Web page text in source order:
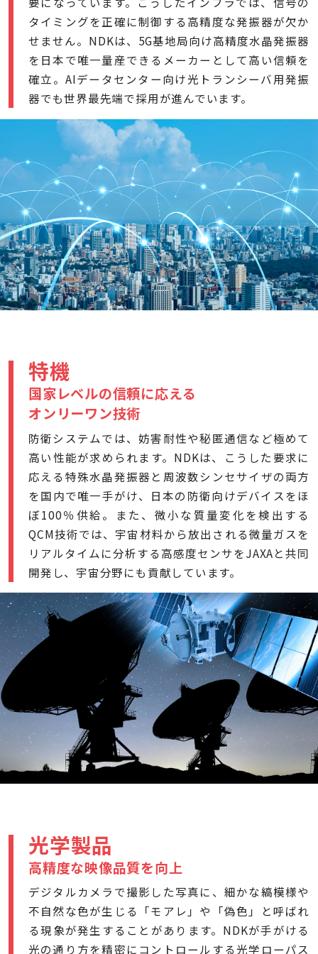
タイミングを正確に制御する高精度な発振器が欠か
せません。NDKは、5G基地局向け高精度水晶発振器
を日本で唯一量産できるメーカーとして高い信頼を
確立。AIデータセンター向け光トランシーバ用発振
器でも世界最先端で採用が進んでいます。
特機
国家レベルの信頼に応える
オンリーワン技術
防衛システムでは、妨害耐性や秘匿通信など極めて
高い性能が求められます。NDKは、こうした要求に
応える特殊水晶発振器と周波数シンセサイザの両方
を国内で唯一手がけ、日本の防衛向けデバイスをほ
ぼ100％供給。また、微小な質量変化を検出する
QCM技術では、宇宙材料から放出される微量ガスを
リアルタイムに分析する高感度センサをJAXAと共同
開発し、宇宙分野にも貢献しています。
光学製品
高精度な映像品質を向上
デジタルカメラで撮影した写真に、細かな縞模様や
不自然な色が生じる「モアレ」や「偽色」と呼ばれ
る現象が発生することがあります。NDKが手がける
光の通り方を精密にコントロールする光学ローパス